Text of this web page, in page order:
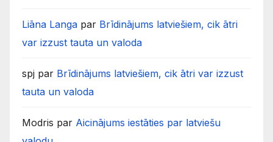
Liāna Langa par Brīdinājums latviešiem, cik ātri
var izzust tauta un valoda
spj par Brīdinājums latviešiem, cik ātri var izzust
tauta un valoda
Modris par Aicinājums iestāties par latviešu